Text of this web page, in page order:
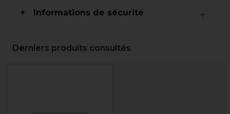
Informations de sécurité
Derniers produits consultés